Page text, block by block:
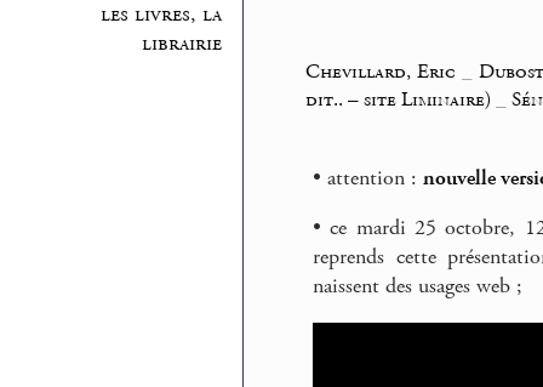
les livres, la
librairie
Chevillard, Eric
dit.. – site Liminaire)
• attention : nouvelle
• ce mardi 25 octobre,
reprends cette
naissent des usages web ;